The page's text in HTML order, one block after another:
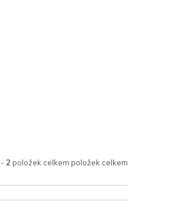
- 2 položek celkem